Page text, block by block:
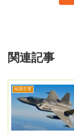
関連記事
韓国空軍